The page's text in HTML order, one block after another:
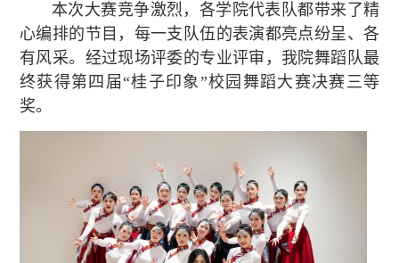
本次大赛竞争激烈，各学院代表队都带来了精
心编排的节目，每一支队伍的表演都亮点纷呈、各
有风采。经过现场评委的专业评审，我院舞蹈队最
终获得第四届“桂子印象”校园舞蹈大赛决赛三等
奖。